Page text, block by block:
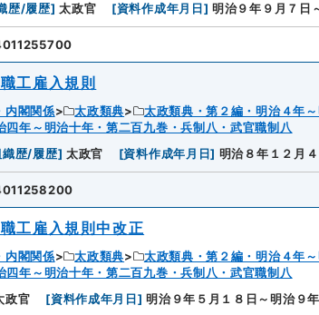
歴/履歴] 太政官 [資料作成年月日] 明治９年９月７日
工雇入規則
内閣関係 太政類典
太政類典・第２編・明治４年
四年～明治十年・第二百九巻・兵制八・武官職制八
織歴/履歴] 太政官 [資料作成年月日] 明治８年１２月
工雇入規則中改正
内閣関係 太政類典
太政類典・第２編・明治４年
四年～明治十年・第二百九巻・兵制八・武官職制八
政官 [資料作成年月日] 明治９年５月１８日～明治９